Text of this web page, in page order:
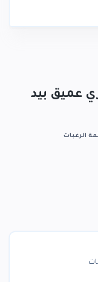
عميق بيد
الرغبات